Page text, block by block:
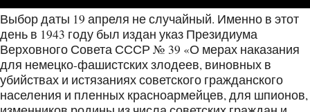
Выбор даты 19 апреля не случайный. Именно в этот
день в 1943 году был издан указ Президиума
Верховного Совета СССР № 39 «О мерах наказания
для немецко-фашистских злодеев, виновных в
убийствах и истязаниях советского гражданского
населения и пленных красноармейцев, для шпионов,